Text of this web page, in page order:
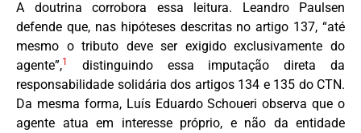
A doutrina corrobora essa leitura. Leandro Paulsen
defende que, nas hipóteses descritas no artigo 137, “até
mesmo o tributo deve ser exigido exclusivamente do
agente”,1
distinguindo essa imputação direta da
responsabilidade solidária dos artigos 134 e 135 do CTN.
Da mesma forma, Luís Eduardo Schoueri observa que o
agente atua em interesse próprio, e não da entidade